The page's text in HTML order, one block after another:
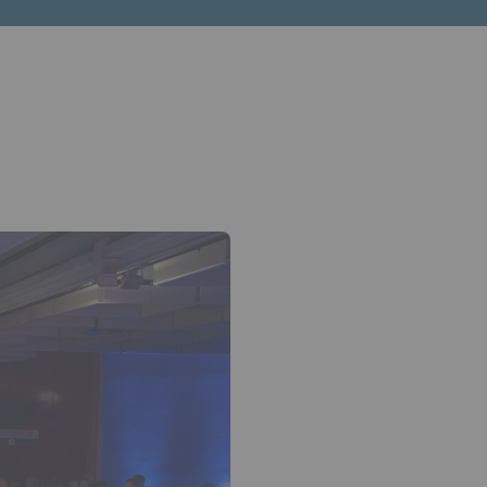
bas pour ouvrir le sous-menu.